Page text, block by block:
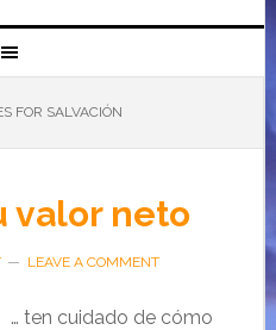
FOR SALVACIÓN
valor neto
LEAVE A COMMENT
… ten cuidado de cómo